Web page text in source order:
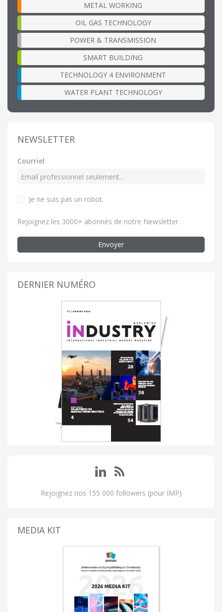
METAL WORKING
OIL GAS TECHNOLOGY
POWER & TRANSMISSION
SMART BUILDING
TECHNOLOGY 4 ENVIRONMENT
WATER PLANT TECHNOLOGY
NEWSLETTER
Courriel
Je ne suis pas un robot.
Rejoignez les 3000+ abonnés de notre Newsletter
Envoyer
DERNIER NUMÉRO
Rejoignez nos 155 000 followers (pour IMP)
MEDIA KIT